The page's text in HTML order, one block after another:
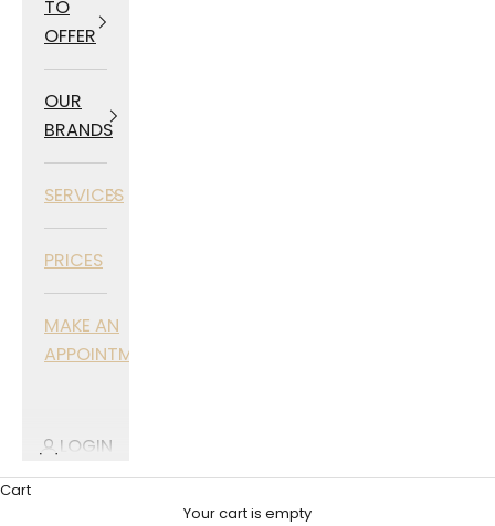
TO
OFFER
OUR
BRANDS
SERVICES
PRICES
MAKE AN
APPOINTMENT
LOGIN
Cart
Your cart is empty